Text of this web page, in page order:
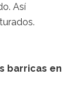
Así
barricas en